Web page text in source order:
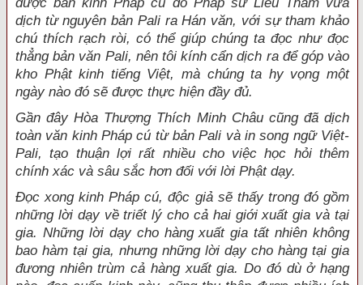
dịch từ nguyên bản Pali ra Hán văn, với sự tham khảo
chú thích rạch ròi, có thể giúp chúng ta đọc như đọc
thẳng bản văn Pali, nên tôi kính cẩn dịch ra để góp vào
kho Phật kinh tiếng Việt, mà chúng ta hy vọng một
ngày nào đó sẽ được thực hiện đầy đủ.
Gần đây Hòa Thượng Thích Minh Châu cũng đã dịch
toàn văn kinh Pháp cú từ bản Pali và in song ngữ Việt-
Pali, tạo thuận lợi rất nhiều cho việc học hỏi thêm
chính xác và sâu sắc hơn đối với lời Phật dạy.
Đọc xong kinh Pháp cú, độc giả sẽ thấy trong đó gồm
những lời dạy về triết lý cho cả hai giới xuất gia và tại
gia. Những lời dạy cho hàng xuất gia tất nhiên không
bao hàm tại gia, nhưng những lời dạy cho hàng tại gia
đương nhiên trùm cả hàng xuất gia. Do đó dù ở hạng